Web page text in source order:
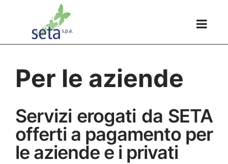
Per le aziende
Servizi erogati da SETA
offerti a pagamento per
le aziende e i privati